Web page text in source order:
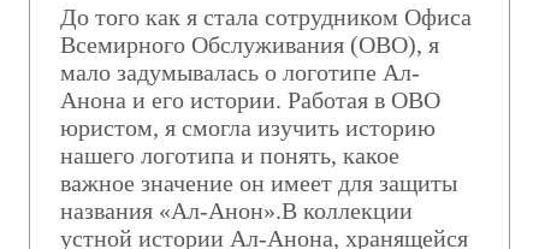
сделать уроки, присоединиться к игре
или с кем-то подружиться – всегда были
робкими и часто неудачными, я думал,
что так и останусь вечным
неудачником. Придя в Ал-Анон, я узнал,
что важные изменения редко
происходят мгновенно. Я перестал
позволять завышенным ожиданиям –
своим собственным и чужим – лишать
До того как я стала сотрудником Офиса
Всемирного Обслуживания (ОВО), я
мало задумывалась о логотипе Ал-
Анона и его истории. Работая в ОВО
юристом, я смогла изучить историю
нашего логотипа и понять, какое
важное значение он имеет для защиты
названия «Aл-Анон».В коллекции
устной истории Ал-Анона, хранящейся